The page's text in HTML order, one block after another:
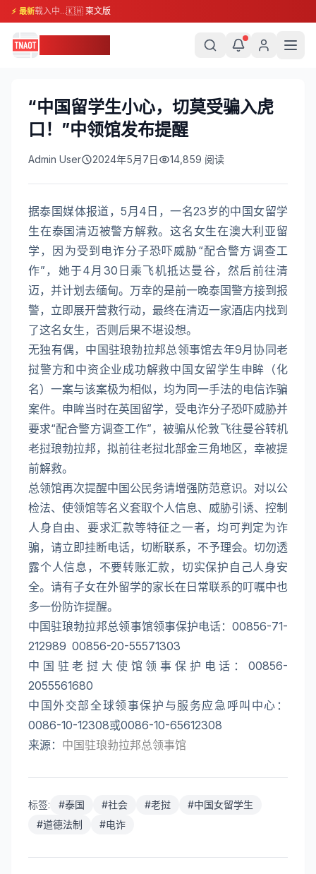
⚡ 最新载入中...🇰🇭 柬文版
“中国留学生小心，切莫受骗入虎
口！”中领馆发布提醒
Admin User 2024年5月7日 14,859 阅读
据泰国媒体报道，5月4日，一名23岁的中国女留学
生在泰国清迈被警方解救。这名女生在澳大利亚留
学，因为受到电诈分子恐吓威胁“配合警方调查工
作”，她于4月30日乘飞机抵达曼谷，然后前往清
迈，并计划去缅甸。万幸的是前一晚泰国警方接到报
警，立即展开营救行动，最终在清迈一家酒店内找到
了这名女生，否则后果不堪设想。
无独有偶，中国驻琅勃拉邦总领事馆去年9月协同老
挝警方和中资企业成功解救中国女留学生申眸（化
名）一案与该案极为相似，均为同一手法的电信诈骗
案件。申眸当时在英国留学，受电诈分子恐吓威胁并
要求“配合警方调查工作”，被骗从伦敦飞往曼谷转机
老挝琅勃拉邦，拟前往老挝北部金三角地区，幸被提
前解救。
总领馆再次提醒中国公民务请增强防范意识。对以公
检法、使领馆等名义套取个人信息、威胁引诱、控制
人身自由、要求汇款等特征之一者，均可判定为诈
骗，请立即挂断电话，切断联系，不予理会。切勿透
露个人信息，不要转账汇款，切实保护自己人身安
全。请有子女在外留学的家长在日常联系的叮嘱中也
多一份防诈提醒。
中国驻琅勃拉邦总领事馆领事保护电话：00856-71-
212989 00856-20-55571303
中国驻老挝大使馆领事保护电话：00856-
2055561680
中国外交部全球领事保护与服务应急呼叫中心：
0086-10-12308或0086-10-65612308
来源： 中国驻琅勃拉邦总领事馆
标签: #泰国 #社会 #老挝 #中国女留学生
#道德法制 #电诈